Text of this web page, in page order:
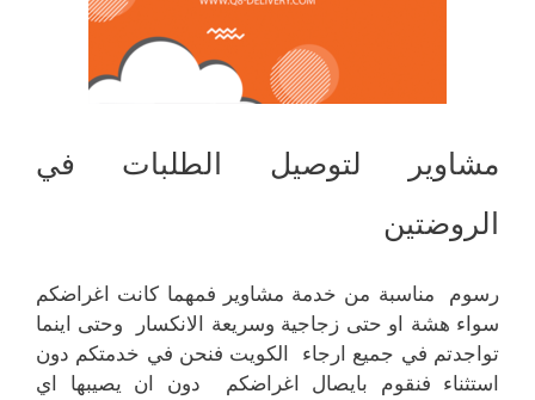
مشاوير لتوصيل الطلبات في
الروضتين
رسوم مناسبة من خدمة مشاوير فمهما كانت اغراضكم
سواء هشة او حتى زجاجية وسريعة الانكسار وحتى اينما
تواجدتم في جميع ارجاء الكويت فنحن في خدمتكم دون
استثناء فنقوم بايصال اغراضكم دون ان يصيبها اي